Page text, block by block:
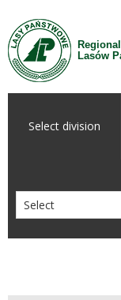
Skip to Content
Lasów
Select division